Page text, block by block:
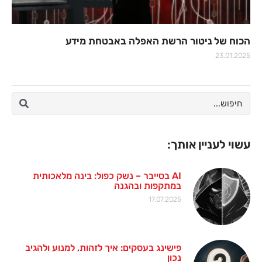
עשוי לעניין אותך:
AI בסייבר – נשק כפול: בינה מלאכותית
במתקפות ובהגנה
17.07.2025
פישינג בעסקים: איך לזהות, למנוע ולהגיב
נכון
הכוח של ניטור הרשת האפלה באבטחת מידע
23.01.2025